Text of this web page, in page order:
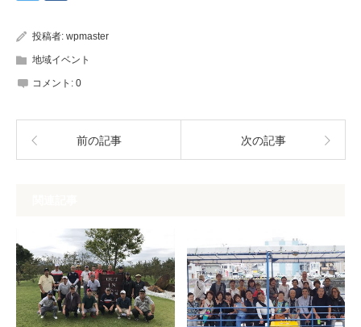
投稿者: wpmaster
地域イベント
コメント: 0
前の記事 次の記事